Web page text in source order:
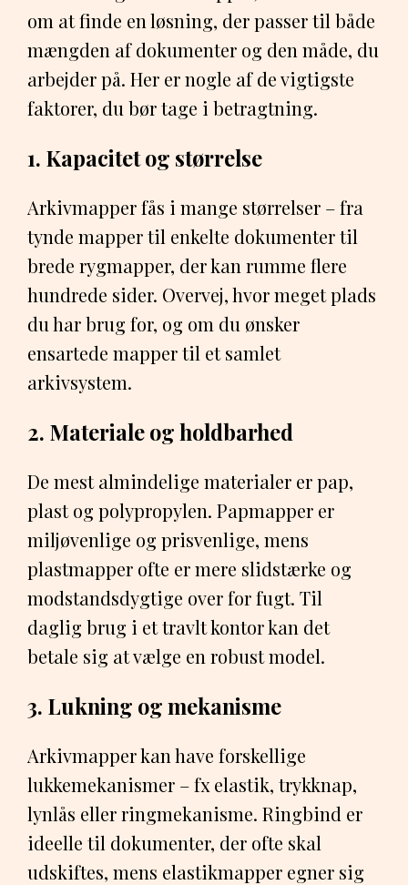
om at finde en løsning, der passer til både
mængden af dokumenter og den måde, du
arbejder på. Her er nogle af de vigtigste
faktorer, du bør tage i betragtning.
1. Kapacitet og størrelse
Arkivmapper fås i mange størrelser – fra
tynde mapper til enkelte dokumenter til
brede rygmapper, der kan rumme flere
hundrede sider. Overvej, hvor meget plads
du har brug for, og om du ønsker
ensartede mapper til et samlet
arkivsystem.
2. Materiale og holdbarhed
De mest almindelige materialer er pap,
plast og polypropylen. Papmapper er
miljøvenlige og prisvenlige, mens
plastmapper ofte er mere slidstærke og
modstandsdygtige over for fugt. Til
daglig brug i et travlt kontor kan det
betale sig at vælge en robust model.
3. Lukning og mekanisme
Arkivmapper kan have forskellige
lukkemekanismer – fx elastik, trykknap,
lynlås eller ringmekanisme. Ringbind er
ideelle til dokumenter, der ofte skal
udskiftes, mens elastikmapper egner sig